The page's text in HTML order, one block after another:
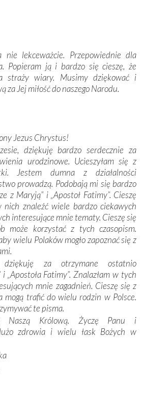
Matki Bożej zapaliliśmy świece
wyprawy na każdym kroku
z serdeczną otwartością
ich ludową sztukę i
nasze kraje są od siebie bardzo
sposób nie czuliśmy się obco.
sama Matka Boża, ale też
biorąca swój początek w naszej
się, że Maryja swoją opieką
naród, lecz wszystkie nacje, które
także każdą osobę, która zawierza
bliskich.
historia wierności Bogu i
władców. Trudne momenty w
jak i zbiorowym, przypominają o
zabiegania o własną duszę i o łaskę
przynosi pomyślność –
duchowym. Odstępstwo owocuje
Te uniwersalne prawdy
gdy słuchaliśmy opowieści
monarchach i wodzach,
nieszczęśliwych losach grzesznych
Apostołów Fatimy reprezentanci
pokoleń. Najmłodszy uczestnik
senior, pan Zdzisław – już 94.
by tu przyjechać
byłaby tak bogata w duchową treść
nie lekceważcie. Przepowiednie dla
Popieram ją i bardzo się cieszę, że
straży wiary. Musimy dziękować i
za Jej miłość do naszego Narodu.
Jezus Chrystus!
dziękuję bardzo serdecznie za
urodzinowe. Ucieszyłam się z
Jestem dumna z działalności
prowadzą. Podobają mi się bardzo
z Maryją” i „Apostoł Fatimy”. Cieszę
nich znaleźć wiele bardzo ciekawych
interesujące mnie tematy. Cieszę się
może korzystać z tych czasopism.
wielu Polaków mogło zapoznać się z
dziękuję za otrzymane ostatnio
„Apostoła Fatimy”. Znalazłam w tych
mnie zagadnień. Cieszę się z
mogą trafić do wielu rodzin w Polsce.
te pisma.
Naszą Królową. Życzę Panu i
zdrowia i wielu łask Bożych w